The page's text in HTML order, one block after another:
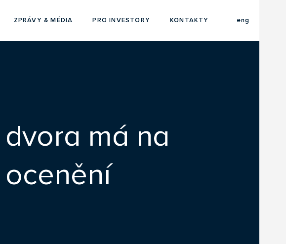
ZPRÁVY & MÉDIA PRO INVESTORY KONTAKTY cze
eng
má na